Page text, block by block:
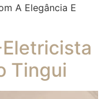
A Elegância E
Tingui